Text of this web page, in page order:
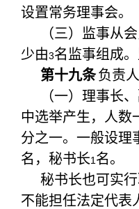
设置常务理事会。
（三）监事从
少由3名监事组成
第十九条负责
（一）理事长
中选举产生，人数
分之一。一般设理
名，秘书长1 名。
秘书长也可实
不能担任法定代表